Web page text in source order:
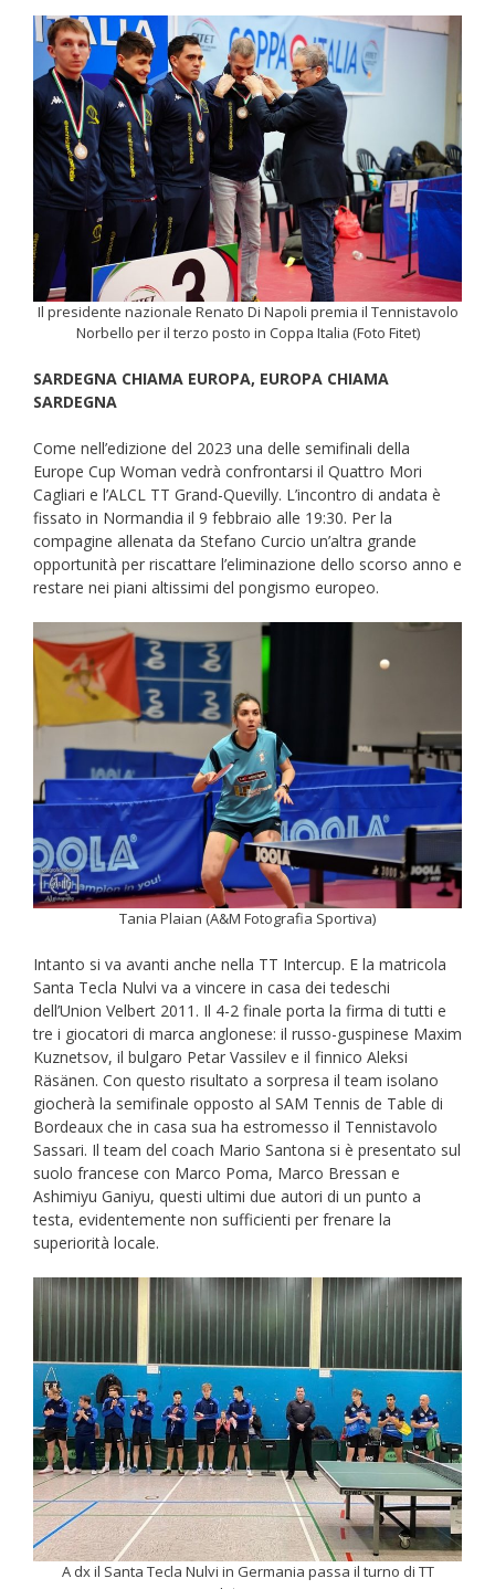
Il presidente nazionale Renato Di Napoli premia il Tennistavolo
Norbello per il terzo posto in Coppa Italia (Foto Fitet)
SARDEGNA CHIAMA EUROPA, EUROPA CHIAMA
SARDEGNA
Come nell’edizione del 2023 una delle semifinali della
Europe Cup Woman vedrà confrontarsi il Quattro Mori
Cagliari e l’ALCL TT Grand-Quevilly. L’incontro di andata è
fissato in Normandia il 9 febbraio alle 19:30. Per la
compagine allenata da Stefano Curcio un’altra grande
opportunità per riscattare l’eliminazione dello scorso anno e
restare nei piani altissimi del pongismo europeo.
Tania Plaian (A&M Fotografia Sportiva)
Intanto si va avanti anche nella TT Intercup. E la matricola
Santa Tecla Nulvi va a vincere in casa dei tedeschi
dell’Union Velbert 2011. Il 4-2 finale porta la firma di tutti e
tre i giocatori di marca anglonese: il russo-guspinese Maxim
Kuznetsov, il bulgaro Petar Vassilev e il finnico Aleksi
Räsänen. Con questo risultato a sorpresa il team isolano
giocherà la semifinale opposto al SAM Tennis de Table di
Bordeaux che in casa sua ha estromesso il Tennistavolo
Sassari. Il team del coach Mario Santona si è presentato sul
suolo francese con Marco Poma, Marco Bressan e
Ashimiyu Ganiyu, questi ultimi due autori di un punto a
testa, evidentemente non sufficienti per frenare la
superiorità locale.
A dx il Santa Tecla Nulvi in Germania passa il turno di TT